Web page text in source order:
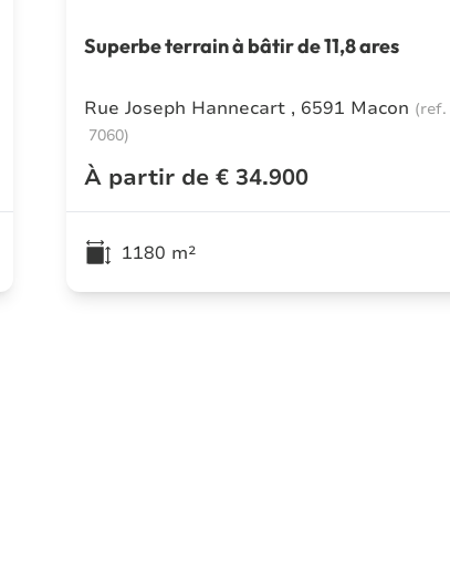
Superbe terrain à bâtir de 11,8 ares
Rue Joseph Hannecart , 6591 Macon (ref.
7060)
À partir de € 34.900
1180 m²